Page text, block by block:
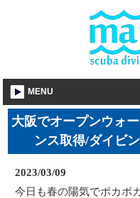
MENU
大阪でオープンウォ
ンス取得/ダイビ
2023/03/09
今日も春の陽気でポカポ